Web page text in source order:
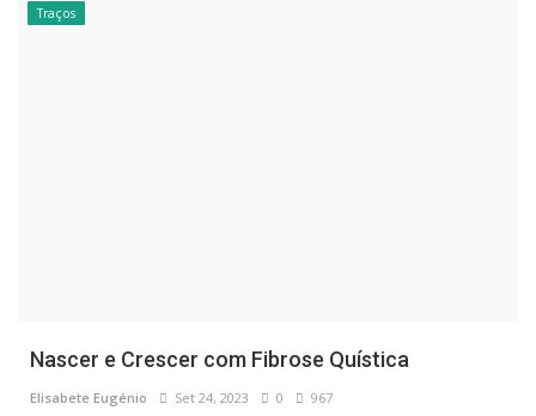
Traços
Nascer e Crescer com Fibrose Quística
Elisabete Eugénio Set 24, 2023 0 967